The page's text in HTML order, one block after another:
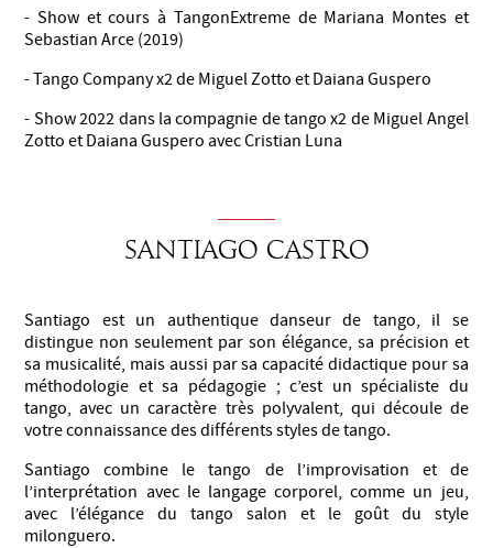
- Show et cours à TangonExtreme de Mariana Montes et
Sebastian Arce (2019)
- Tango Company x2 de Miguel Zotto et Daiana Guspero
- Show 2022 dans la compagnie de tango x2 de Miguel Angel
Zotto et Daiana Guspero avec Cristian Luna
SANTIAGO CASTRO
Santiago est un authentique danseur de tango, il se
distingue non seulement par son élégance, sa précision et
sa musicalité, mais aussi par sa capacité didactique pour sa
méthodologie et sa pédagogie ; c’est un spécialiste du
tango, avec un caractère très polyvalent, qui découle de
votre connaissance des différents styles de tango.
Santiago combine le tango de l’improvisation et de
l’interprétation avec le langage corporel, comme un jeu,
avec l’élégance du tango salon et le goût du style
milonguero.